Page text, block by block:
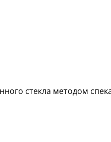
стекла методом